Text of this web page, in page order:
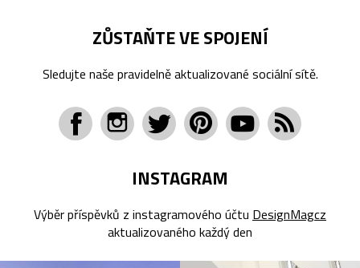
ZŮSTAŇTE VE SPOJENÍ
Sledujte naše pravidelně aktualizované sociální sítě.
INSTAGRAM
Výběr příspěvků z instagramového účtu DesignMagcz
aktualizovaného každý den